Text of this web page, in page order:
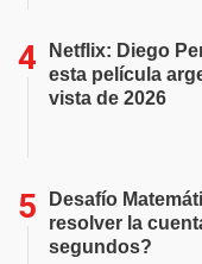
Netflix: Diego
esta película
vista de 2026
Desafío
resolver la
segundos?